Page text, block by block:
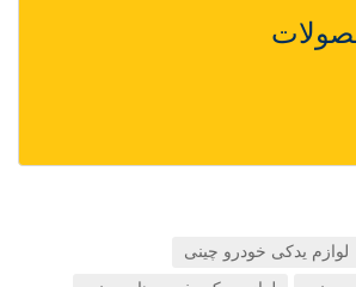
لوازم یدکی خودرو چینی